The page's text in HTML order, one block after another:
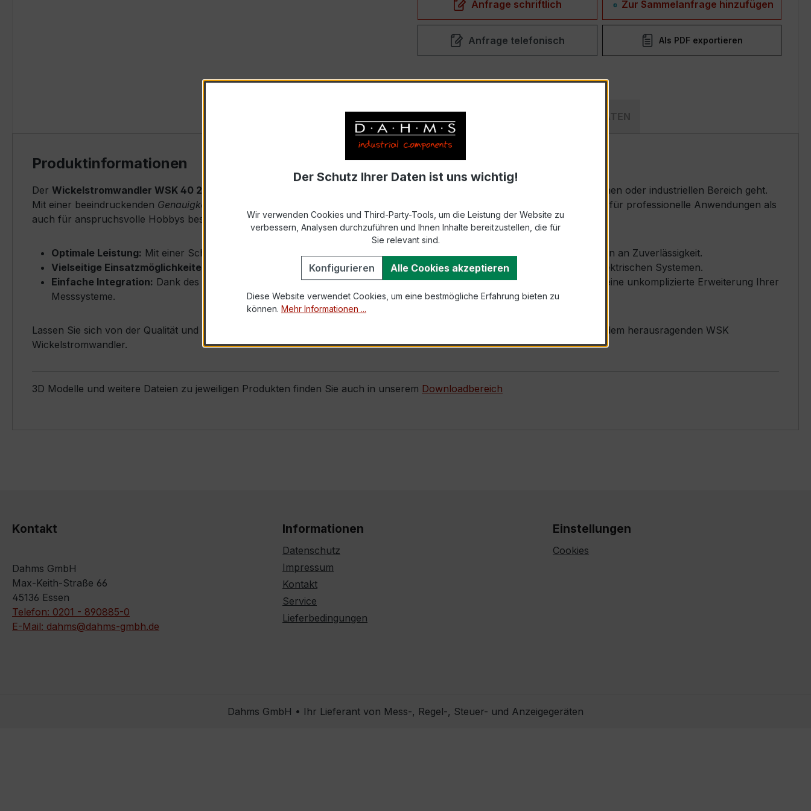
Anfrage schriftlich Zur Sammelanfrage hinzufügen
Anfrage telefonisch Als PDF exportieren
TECHNISCHE DATEN
Produktinformationen
Der Wickelstromwandler WSK 40 2,5/1A 5VA Kl.0,5
ist die ideale Lösung, wenn es um präzise Strommessungen im heimischen oder industriellen Bereich geht.
Mit einer beeindruckenden Genauigkeitsklasse von 0,5
gewährleistet dieser Wandler ein hohes Maß an Präzision, das sowohl für professionelle Anwendungen als
auch für anspruchsvolle Hobbys bestens geeignet ist.
Optimale Leistung: Mit einer Scheinleistung von 5 VA und einem Primärstrom von 2,5 A erfüllt er höchste Anforderungen an Zuverlässigkeit.
Vielseitige Einsatzmöglichkeiten:
Der WSK Wickelstromwandler eignet sich perfekt für den Einsatz in verschiedenen elektrischen Systemen.
Einfache Integration: Dank des sekundären Stroms von 1 A passt er nahtlos in bestehende Installationen und sorgt für eine unkomplizierte Erweiterung Ihrer
Messsysteme.
Lassen Sie sich von der Qualität und Zuverlässigkeit dieses Produkts überzeugen und verbessern Sie Ihre Messpräzision mit dem herausragenden WSK
Wickelstromwandler.
3D Modelle und weitere Dateien zu jeweiligen Produkten finden Sie auch in unserem Downloadbereich
Kontakt
Dahms GmbH
Max-Keith-Straße 66
45136 Essen
Telefon: 0201 - 890885-0
E-Mail: dahms@dahms-gmbh.de
Informationen
Datenschutz
Impressum
Kontakt
Service
Lieferbedingungen
Einstellungen
Cookies
Dahms GmbH • Ihr Lieferant von Mess-, Regel-, Steuer- und Anzeigegeräten
Der Schutz Ihrer Daten ist uns wichtig!
Wir verwenden Cookies und Third-Party-Tools, um die Leistung der Website zu
verbessern, Analysen durchzuführen und Ihnen Inhalte bereitzustellen, die für
Sie relevant sind.
Konfigurieren Alle Cookies akzeptieren
Diese Website verwendet Cookies, um eine bestmögliche Erfahrung bieten zu
können. Mehr Informationen ...